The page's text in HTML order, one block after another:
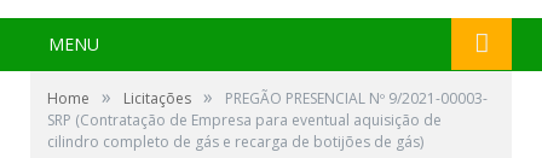
MENU
Home » Licitações »
PREGÃO PRESENCIAL Nº 9/2021-00003-
SRP (Contratação de Empresa para eventual aquisição de
cilindro completo de gás e recarga de botijões de gás)